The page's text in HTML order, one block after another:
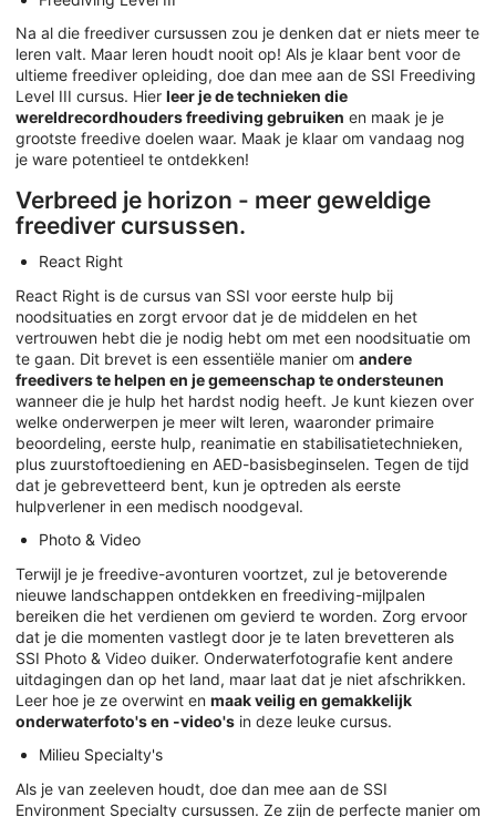
Na al die freediver cursussen zou je denken dat er niets meer te
leren valt. Maar leren houdt nooit op! Als je klaar bent voor de
ultieme freediver opleiding, doe dan mee aan de SSI Freediving
Level III cursus. Hier leer je de technieken die
wereldrecordhouders freediving gebruiken en maak je je
grootste freedive doelen waar. Maak je klaar om vandaag nog
je ware potentieel te ontdekken!
Verbreed je horizon - meer geweldige
freediver cursussen.
React Right
React Right is de cursus van SSI voor eerste hulp bij
noodsituaties en zorgt ervoor dat je de middelen en het
vertrouwen hebt die je nodig hebt om met een noodsituatie om
te gaan. Dit brevet is een essentiële manier om andere
freedivers te helpen en je gemeenschap te ondersteunen
wanneer die je hulp het hardst nodig heeft. Je kunt kiezen over
welke onderwerpen je meer wilt leren, waaronder primaire
beoordeling, eerste hulp, reanimatie en stabilisatietechnieken,
plus zuurstoftoediening en AED-basisbeginselen. Tegen de tijd
dat je gebrevetteerd bent, kun je optreden als eerste
hulpverlener in een medisch noodgeval.
Photo & Video
Terwijl je je freedive-avonturen voortzet, zul je betoverende
nieuwe landschappen ontdekken en freediving-mijlpalen
bereiken die het verdienen om gevierd te worden. Zorg ervoor
dat je die momenten vastlegt door je te laten brevetteren als
SSI Photo & Video duiker. Onderwaterfotografie kent andere
uitdagingen dan op het land, maar laat dat je niet afschrikken.
Leer hoe je ze overwint en maak veilig en gemakkelijk
onderwaterfoto's en -video's in deze leuke cursus.
Milieu Specialty's
Als je van zeeleven houdt, doe dan mee aan de SSI
Environment Specialty cursussen. Ze zijn de perfecte manier om